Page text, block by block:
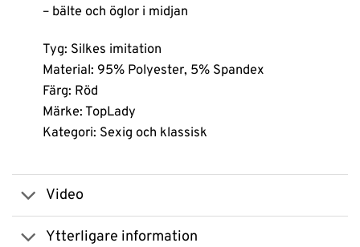
– bälte och öglor i midjan
Tyg: Silkes imitation
Material: 95% Polyester, 5% Spandex
Färg: Röd
Märke: TopLady
Kategori: Sexig och klassisk
Video
Ytterligare information